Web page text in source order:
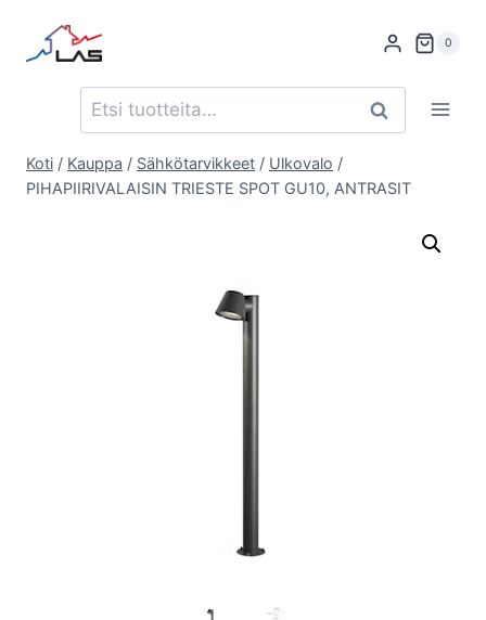
sisältöön
0
Etsi: Haku
Koti / Kauppa / Sähkötarvikkeet / Ulkovalo /
PIHAPIIRIVALAISIN TRIESTE SPOT GU10, ANTRASIT